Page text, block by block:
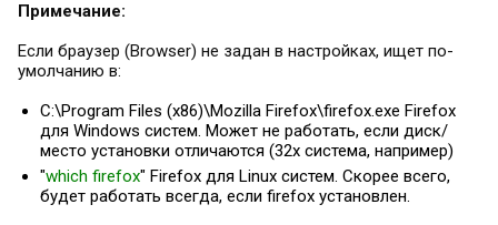
Примечание:
Если браузер (Browser) не задан в настройках, ищет по-
умолчанию в:
C:\Program Files (x86)\Mozilla Firefox\firefox.exe Firefox
для Windows систем. Может не работать, если диск/
место установки отличаются (32х система, например)
"which firefox" Firefox для Linux систем. Скорее всего,
будет работать всегда, если firefox установлен.